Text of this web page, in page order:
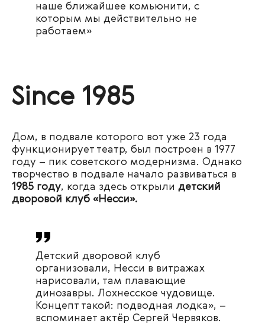
наше ближайшее комьюнити, с
которым мы действительно не
работаем»
Since 1985
Дом, в подвале которого вот уже 23 года
функционирует театр, был построен в 1977
году – пик советского модернизма. Однако
творчество в подвале начало развиваться в
1985 году, когда здесь открыли детский
дворовой клуб «Несси».
Детский дворовой клуб
организовали, Несси в витражах
нарисовали, там плавающие
динозавры. Лохнесское чудовище.
Концепт такой: подводная лодка», –
вспоминает актёр Сергей Червяков.